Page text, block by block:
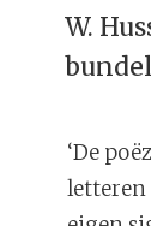
W.
bundel
‘De
letteren